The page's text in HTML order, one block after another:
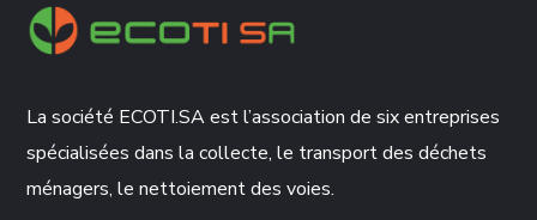
La société ECOTI.SA est l’association de six entreprises
spécialisées dans la collecte, le transport des déchets
ménagers, le nettoiement des voies.